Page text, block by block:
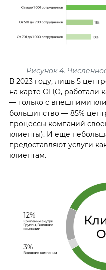
Рисунок 4.
В 2023 году, лишь 5
на карте ОЦО, работали
— только с внешними
большинство — 85%
процессы компаний
клиенты). И еще
предоставляют услуги
клиентам.